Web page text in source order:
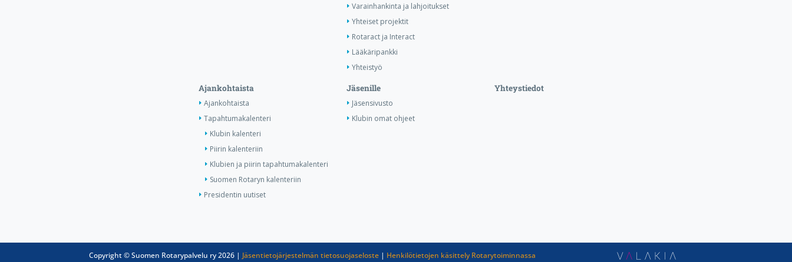
Varainhankinta ja lahjoitukset
Yhteiset projektit
Rotaract ja Interact
Lääkäripankki
Yhteistyö
Ajankohtaista
Ajankohtaista
Tapahtumakalenteri
Klubin kalenteri
Piirin kalenteriin
Klubien ja piirin tapahtumakalenteri
Suomen Rotaryn kalenteriin
Presidentin uutiset
Jäsenille
Jäsensivusto
Klubin omat ohjeet
Yhteystiedot
Copyright © Suomen Rotarypalvelu ry 2026 | Jäsentietojärjestelmän tietosuojaseloste | Henkilötietojen käsittely Rotarytoiminnassa